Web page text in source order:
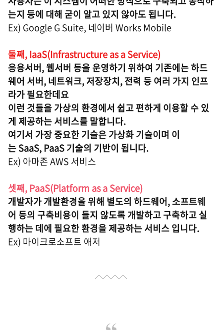
는지 등에 대해 굳이 알고 있지 않아도 됩니다.
Ex) Google G Suite, 네이버 Works Mobile
둘째, IaaS(Infrastructure as a Service)
응용서버, 웹서버 등을 운영하기 위하여 기존에는 하드
웨어 서버, 네트워크, 저장장치, 전력 등 여러 가지 인프
라가 필요한데요
이런 것들을 가상의 환경에서 쉽고 편하게 이용할 수 있
게 제공하는 서비스를 말합니다.
여기서 가장 중요한 기술은 가상화 기술이며 이
는 SaaS, PaaS 기술의 기반이 됩니다.
Ex) 아마존 AWS 서비스
셋째, PaaS(Platform as a Service)
개발자가 개발환경을 위해 별도의 하드웨어, 소프트웨
어 등의 구축비용이 들지 않도록 개발하고 구축하고 실
행하는 데에 필요한 환경을 제공하는 서비스 입니다.
Ex) 마이크로소프트 애저